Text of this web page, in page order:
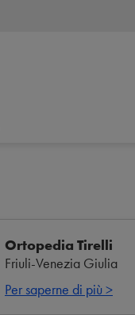
Ortopedia Tirelli
Friuli-Venezia Giulia
Per saperne di più >